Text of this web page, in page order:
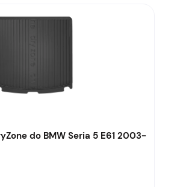
do BMW Seria 5 E61 2003-